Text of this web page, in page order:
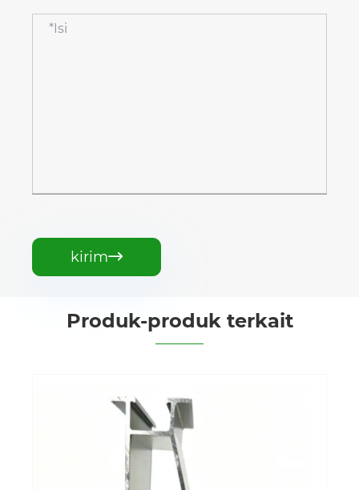
kirim
Produk-produk terkait
Pemasangan Atap Datar Surya Ballast
Lihat Lebih Banyak >>